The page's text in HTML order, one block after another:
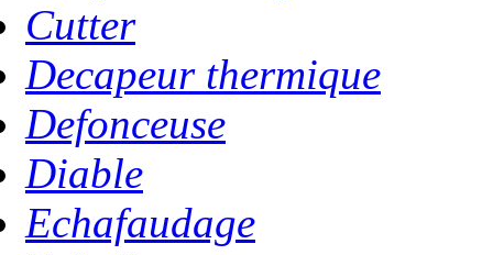
Cutter
Decapeur thermique
Defonceuse
Diable
Echafaudage